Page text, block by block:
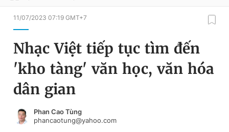
QUẢNG CÁO
Chuyên mục
Chuyên mục khác
Chào ngày mới
Đổi mật khẩu
Tin đã lưu
Tin đã xem
Đăng xuất
11/07/2023 07:19 GMT+7
Nhạc Việt tiếp tục tìm đến
'kho tàng' văn học, văn hóa
dân gian
Phan Cao Tùng
phancaotung@yahoo.com